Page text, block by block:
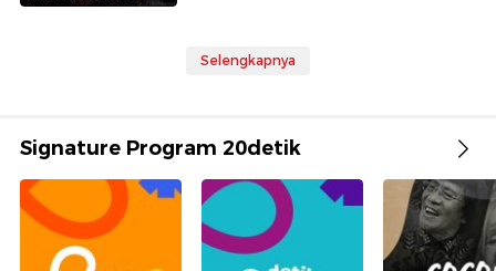
Selengkapnya
Signature Program 20detik